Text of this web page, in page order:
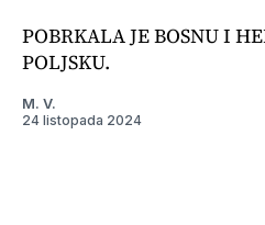
POBRKALA JE BOSNU I
POLJSKU.
M. V.
24 listopada 2024